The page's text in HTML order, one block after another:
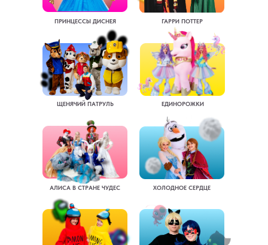
ГАРРИ ПОТТЕР
ЕДИНОРОЖКИ
ЩЕНЯЧИЙ ПАТРУЛЬ
ХОЛОДНОЕ СЕРДЦЕ
ПРИНЦЕССЫ ДИСНЕЯ
АЛИСА В СТРАНЕ ЧУДЕС